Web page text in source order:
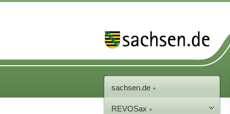
sachsen.de
REVOSax